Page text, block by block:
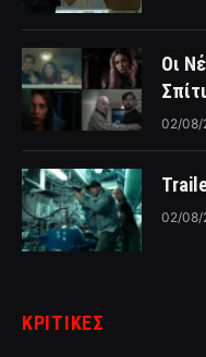
Οι
02/08/
02/08/
ΚΡΙΤΙΚΈΣ